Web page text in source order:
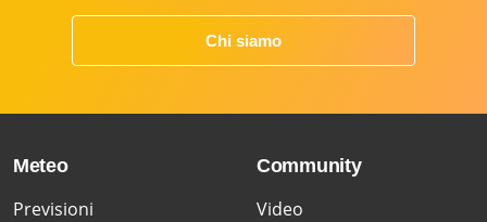
Chi siamo
Meteo
Previsioni
Community
Video